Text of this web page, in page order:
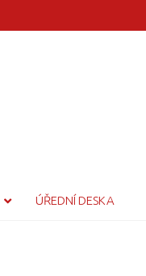
ÚŘEDNÍ DESKA